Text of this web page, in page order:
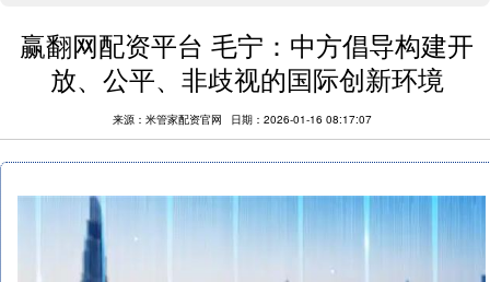
赢翻网配资平台 毛宁：中方倡导构建开
放、公平、非歧视的国际创新环境
来源：米管家配资官网 日期：2026-01-16 08:17:07